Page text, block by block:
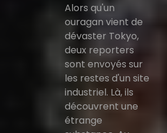
Alors qu'un
ouragan vient de
dévaster Tokyo,
deux reporters
sont envoyés sur
les restes d'un site
industriel. Là, ils
découvrent une
étrange